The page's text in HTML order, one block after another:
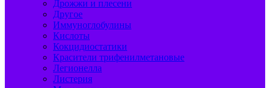
Дрожжи и плесени
Другое
Иммуноглобулины
Кислоты
Кокцидиостатики
Красители трифенилметановые
Легионелла
Листерия